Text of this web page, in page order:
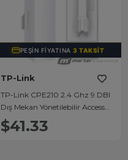
PEŞIN FIYATINA3 TAKSIT
TP-Link
TP-Link CPE210 2.4 Ghz 9 DBI
Dış Mekan Yönetilebilir Access
Point
$41.33